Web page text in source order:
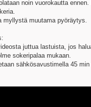
noin vuorokautta
myllystä muutama pyöräytys.
juttua lastuista, jos
sokeripalaa mukaan.
sähkösavustimella 45 min